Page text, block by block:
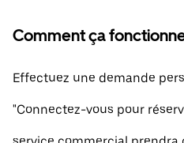
Comment ça
Effectuez une demande
"Connectez-vous pour